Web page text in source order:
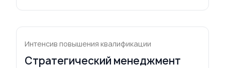
Интенсив повышения квалификации
Стратегический менеджмент